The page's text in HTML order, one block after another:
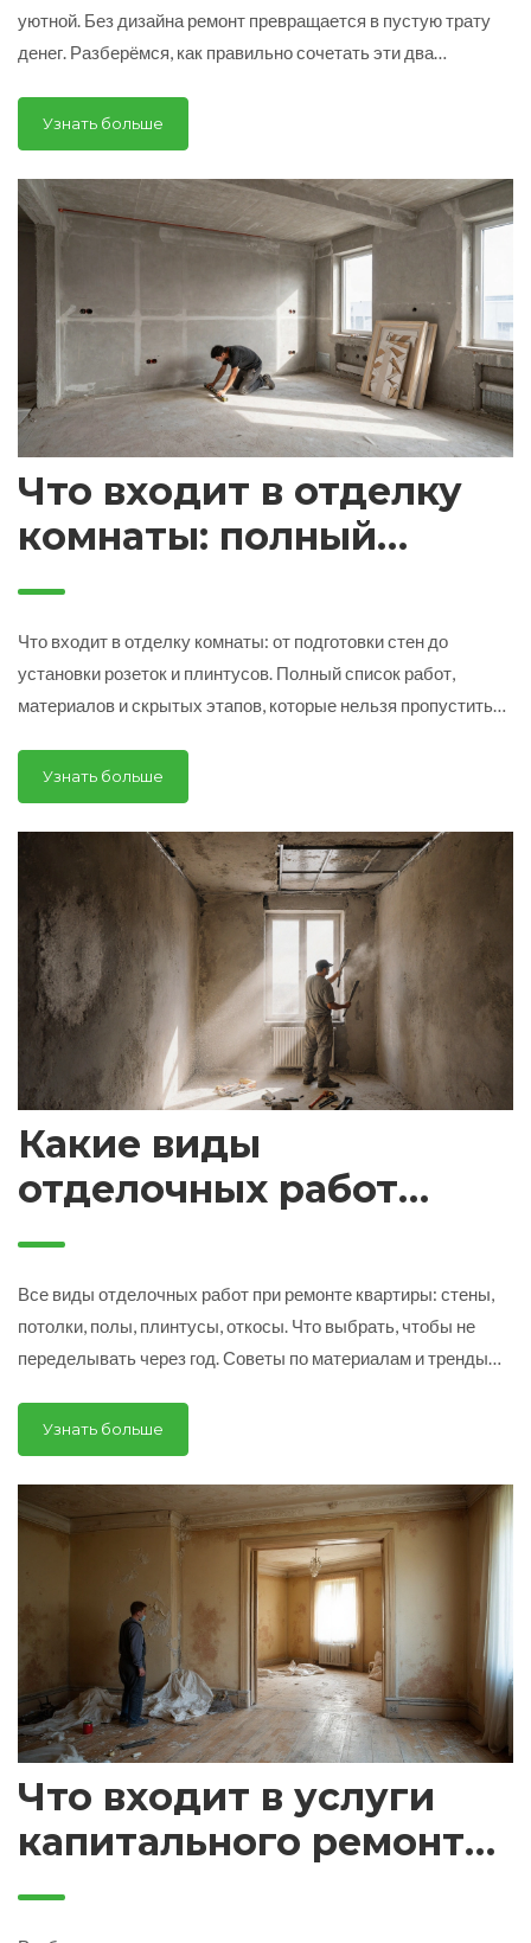
уютной. Без дизайна ремонт превращается в пустую трату
денег. Разберёмся, как правильно сочетать эти два
Узнать больше
Что входит в отделку
комнаты: полный
список работ и
материалов
Что входит в отделку комнаты: от подготовки стен до
установки розеток и плинтусов. Полный список работ,
материалов и скрытых этапов, которые нельзя пропустить
Узнать больше
Какие виды
отделочных работ
бывают при ремонте
квартиры
Все виды отделочных работ при ремонте квартиры: стены,
потолки, полы, плинтусы, откосы. Что выбрать, чтобы не
переделывать через год. Советы по материалам и тренды
Узнать больше
Что входит в услуги
капитального ремонта
квартиры и дома:
подробный разбор